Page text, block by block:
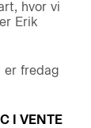
hvor vi
Erik
er fredag
I VENTE